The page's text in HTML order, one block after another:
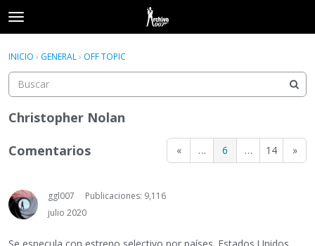
t
o
g
e
m
e
u
Acceder
Acceder Registrarse
INICIO › GENERAL› OFF TOPIC
Christopher Nolan
« … 6 … 14 »
Comentarios
ggl007
Publicaciones: 9,116
julio 2020